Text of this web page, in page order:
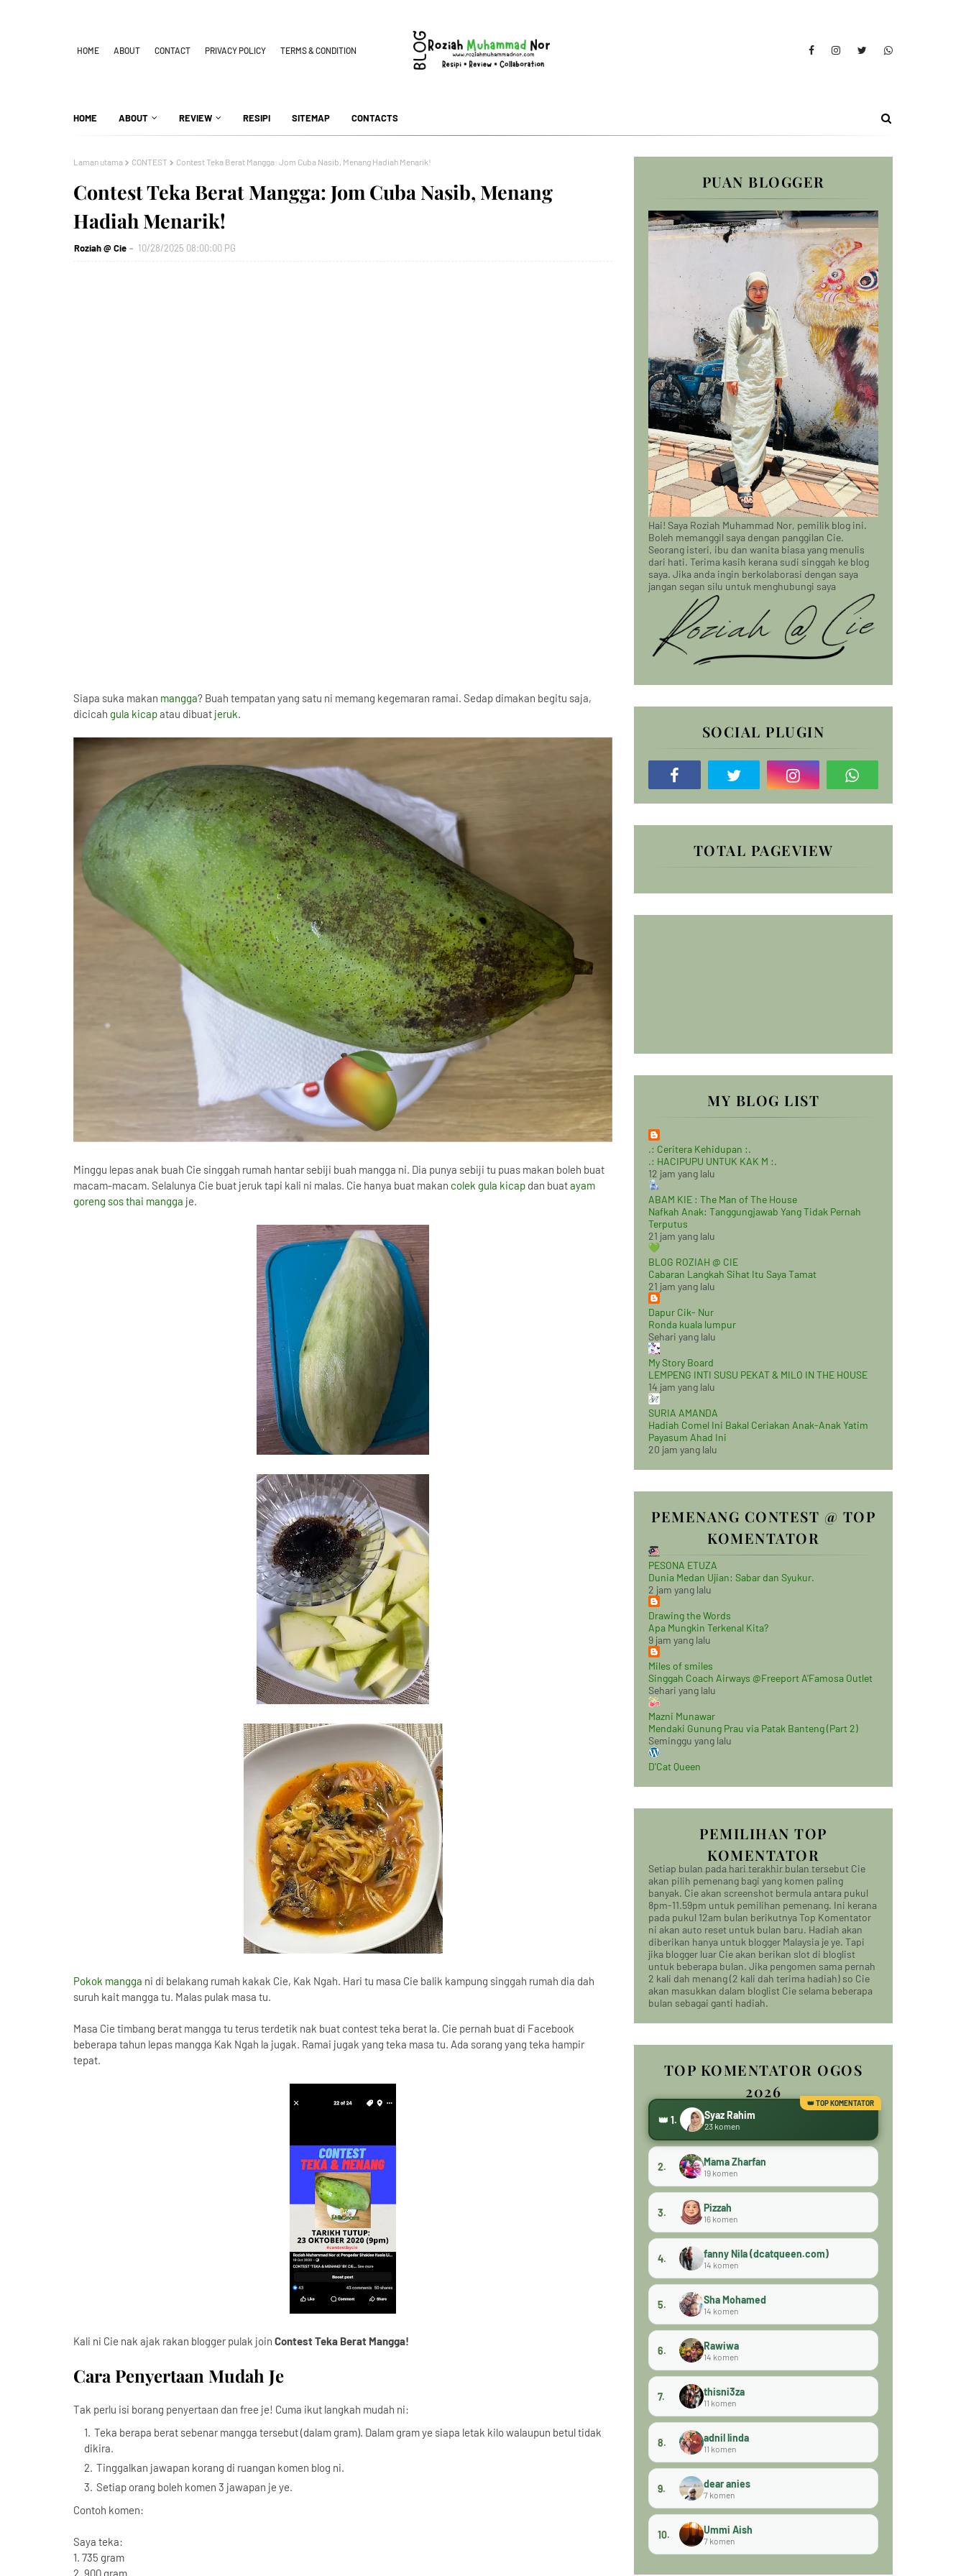
HOME ABOUT CONTACT PRIVACY POLICY TERMS & CONDITION
HOME ABOUT REVIEW RESIPI SITEMAP CONTACTS
Laman utama CONTEST Contest Teka Berat Mangga: Jom Cuba Nasib, Menang Hadiah Menarik!
Contest Teka Berat Mangga: Jom Cuba Nasib, Menang
Hadiah Menarik!
Roziah @ Cie 10/28/2025 08:00:00 PG
Siapa suka makan mangga? Buah tempatan yang satu ni memang kegemaran ramai. Sedap dimakan begitu saja,
dicicah gula kicapatau dibuat jeruk.
Minggu lepas anak buah Cie singgah rumah hantar sebiji buah mangga ni. Dia punya sebiji tu puas makan boleh buat
macam-macam. Selalunya Cie buat jeruk tapi kali ni malas. Cie hanya buat makan colek gula kicap dan buatayam
goreng sos thai mangga je.
Pokok mangga ni di belakang rumah kakak Cie, Kak Ngah. Hari tu masa Cie balik kampung singgah rumah dia dah
suruh kait mangga tu. Malas pulak masa tu.
Masa Cie timbang berat mangga tu terus terdetik nak buat contest teka berat la. Cie pernah buat di Facebook
beberapa tahun lepas mangga Kak Ngah la jugak. Ramai jugak yang teka masa tu. Ada sorang yang teka hampir
tepat.
Kali ni Cie nak ajak rakan blogger pulak join Contest Teka Berat Mangga!
Cara Penyertaan Mudah Je
Tak perlu isi borang penyertaan dan free je! Cuma ikut langkah mudah ni:
Teka berapa berat sebenar mangga tersebut (dalam gram). Dalam gram ye siapa letak kilo walaupun betul tidak
dikira.
Tinggalkan jawapan korang di ruangan komen blog ni.
Setiap orang boleh komen 3 jawapan je ye.
Contoh komen:
Saya teka:
1. 735 gram
2. 900 gram
PUAN BLOGGER
Hai! Saya Roziah Muhammad Nor, pemilik blog ini.
Boleh memanggil saya dengan panggilan Cie.
Seorang isteri, ibu dan wanita biasa yang menulis
dari hati. Terima kasih kerana sudi singgah ke blog
saya. Jika anda ingin berkolaborasi dengan saya
jangan segan silu untuk menghubungi saya
SOCIAL PLUGIN
TOTAL PAGEVIEW
MY BLOG LIST
.: Ceritera Kehidupan :.
.: HACIPUPU UNTUK KAK M :.
12 jam yang lalu
ABAM KIE : The Man of The House
Nafkah Anak: Tanggungjawab Yang Tidak Pernah
Terputus
21 jam yang lalu
BLOG ROZIAH @ CIE
Cabaran Langkah Sihat Itu Saya Tamat
21 jam yang lalu
Dapur Cik- Nur
Ronda kuala lumpur
Sehari yang lalu
My Story Board
LEMPENG INTI SUSU PEKAT & MILO IN THE HOUSE
14 jam yang lalu
SURIA AMANDA
Hadiah Comel Ini Bakal Ceriakan Anak-Anak Yatim
Payasum Ahad Ini
20 jam yang lalu
PEMENANG CONTEST @ TOP
KOMENTATOR
PESONA ETUZA
Dunia Medan Ujian: Sabar dan Syukur.
2 jam yang lalu
Drawing the Words
Apa Mungkin Terkenal Kita?
9 jam yang lalu
Miles of smiles
Singgah Coach Airways @Freeport A'Famosa Outlet
Sehari yang lalu
Mazni Munawar
Mendaki Gunung Prau via Patak Banteng (Part 2)
Seminggu yang lalu
D'Cat Queen
PEMILIHAN TOP
KOMENTATOR
Setiap bulan pada hari terakhir bulan tersebut Cie
akan pilih pemenang bagi yang komen paling
banyak. Cie akan screenshot bermula antara pukul
8pm-11.59pm untuk pemilihan pemenang. Ini kerana
pada pukul 12am bulan berikutnya Top Komentator
ni akan auto reset untuk bulan baru. Hadiah akan
diberikan hanya untuk blogger Malaysia je ye. Tapi
jika blogger luar Cie akan berikan slot di bloglist
untuk beberapa bulan. Jika pengomen sama pernah
2 kali dah menang (2 kali dah terima hadiah) so Cie
akan masukkan dalam bloglist Cie selama beberapa
bulan sebagai ganti hadiah.
TOP KOMENTATOR OGOS
2026
👑 1. Syaz Rahim
23 komen
2. Mama Zharfan
19 komen
3. Pizzah
16 komen
4. fanny Nila (dcatqueen.com)
14 komen
5. Sha Mohamed
14 komen
6. Rawiwa
14 komen
7. thisni3za
11 komen
8. adnil linda
11 komen
9. dear anies
7 komen
10. Ummi Aish
7 komen